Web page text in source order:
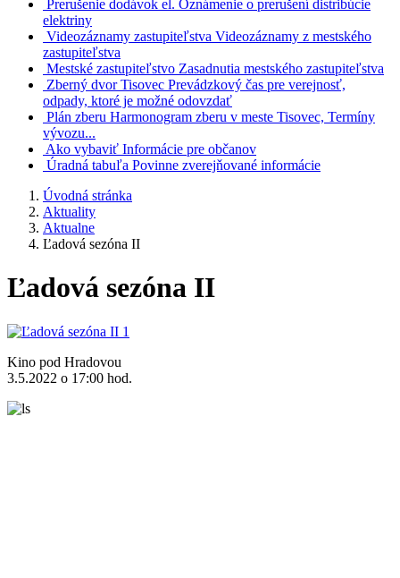
Prerušenie dodávok el. Oznámenie o prerušení distribúcie
elektriny
Videozáznamy zastupiteľstva Videozáznamy z mestského
zastupiteľstva
Mestské zastupiteľstvo Zasadnutia mestského zastupiteľstva
Zberný dvor Tisovec Prevádzkový čas pre verejnosť,
odpady, ktoré je možné odovzdať
Plán zberu Harmonogram zberu v meste Tisovec, Termíny
vývozu...
Ako vybaviť Informácie pre občanov
Úradná tabuľa Povinne zverejňované informácie
Úvodná stránka
Aktuality
Aktualne
Ľadová sezóna II
Ľadová sezóna II
Kino pod Hradovou
3.5.2022 o 17:00 hod.